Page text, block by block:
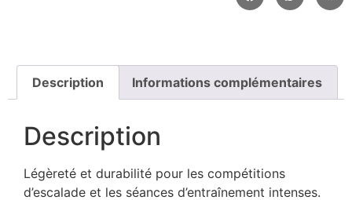
Description Informations complémentaires
Description
Légèreté et durabilité pour les compétitions
d’escalade et les séances d’entraînement intenses.